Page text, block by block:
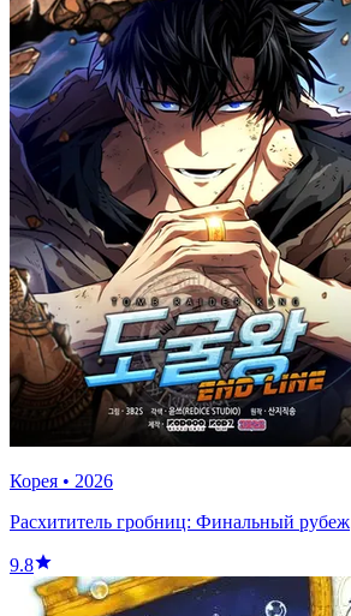
Корея • 2026
Расхититель гробниц: Финальный рубеж
9.8